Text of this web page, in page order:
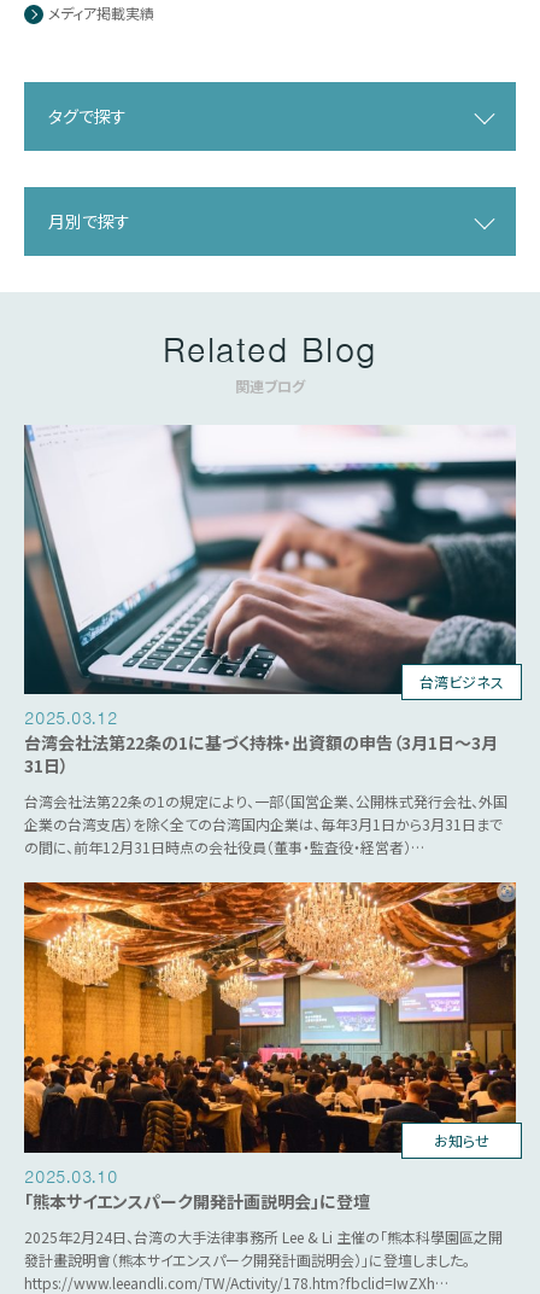
メディア掲載実績
タグで探す
月別で探す
Related Blog
関連ブログ
台湾ビジネス
2025.03.12
台湾会社法第22条の1に基づく持株・出資額の申告（3月1日～3月
31日）
台湾会社法第22条の1の規定により、一部（国営企業、公開株式発行会社、外国
企業の台湾支店）を除く全ての台湾国内企業は、毎年3月1日から3月31日まで
の間に、前年12月31日時点の会社役員（董事・監査役・経営者）…
台湾ビジネス
お知らせ
2025.03.10
「熊本サイエンスパーク開発計画説明会」に登壇
2025年2月24日、台湾の大手法律事務所 Lee & Li 主催の「熊本科學園區之開
發計畫說明會（熊本サイエンスパーク開発計画説明会）」に登壇しました。
https://www.leeandli.com/TW/Activity/178.htm?fbclid=IwZXh…